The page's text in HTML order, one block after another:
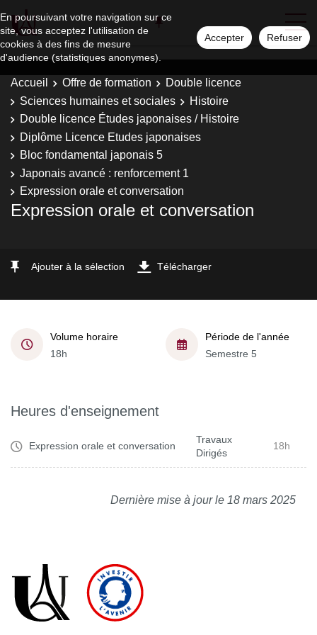
En poursuivant votre navigation sur ce
site, vous acceptez l'utilisation de
cookies à des fins de mesure
d'audience (statistiques anonymes).
Accepter Refuser
Accueil Offre de formation
Double licence
Sciences humaines et sociales
Histoire
Double licence Études japonaises / Histoire
Diplôme Licence Etudes japonaises
Bloc fondamental japonais 5
Japonais avancé : renforcement 1
Expression orale et conversation
Expression orale et conversation
Ajouter à la sélection Télécharger
Volume horaire
18h
Période de l'année
Semestre 5
Heures d'enseignement
Expression orale et conversation
Travaux
Dirigés
18h
Dernière mise à jour le 18 mars 2025